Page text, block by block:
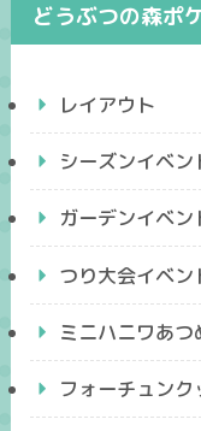
どうぶつの森ポ
レイアウト
シーズンイベン
ガーデンイベン
つり大会イベン
ミニハニワあつ
フォーチュンク